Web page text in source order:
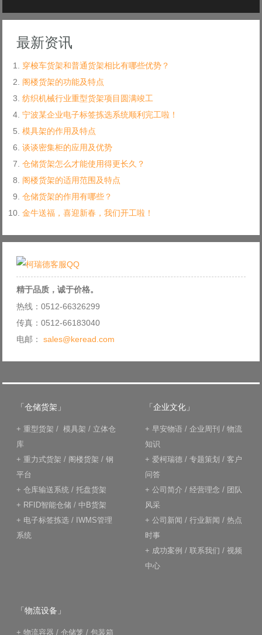
最新资讯
穿梭车货架和普通货架相比有哪些优势？
阁楼货架的功能及特点
纺织机械行业重型货架项目圆满竣工
宁波某企业电子标签拣选系统顺利完工啦！
模具架的作用及特点
谈谈密集柜的应用及优势
仓储货架怎么才能使用得更长久？
阁楼货架的适用范围及特点
仓储货架的作用有哪些？
金牛送福，喜迎新春，我们开工啦！
精于品质，诚于价格。
热线：0512-66326299
传真：0512-66183040
电邮： sales@keread.com
「仓储货架」
+ 重型货架 / 模具架 / 立体仓
库
+ 重力式货架 / 阁楼货架 / 钢
平台
+ 仓库输送系统 / 托盘货架
+ RFID智能仓储 / 中B货架
+ 电子标签拣选 / IWMS管理
系统
「企业文化」
+ 早安物语 / 企业周刊 / 物流
知识
+ 爱柯瑞德 / 专题策划 / 客户
问答
+ 公司简介 / 经营理念 / 团队
风采
+ 公司新闻 / 行业新闻 / 热点
时事
+ 成功案例 / 联系我们 / 视频
中心
「物流设备」
+ 物流容器 / 仓储笼 / 包装箱